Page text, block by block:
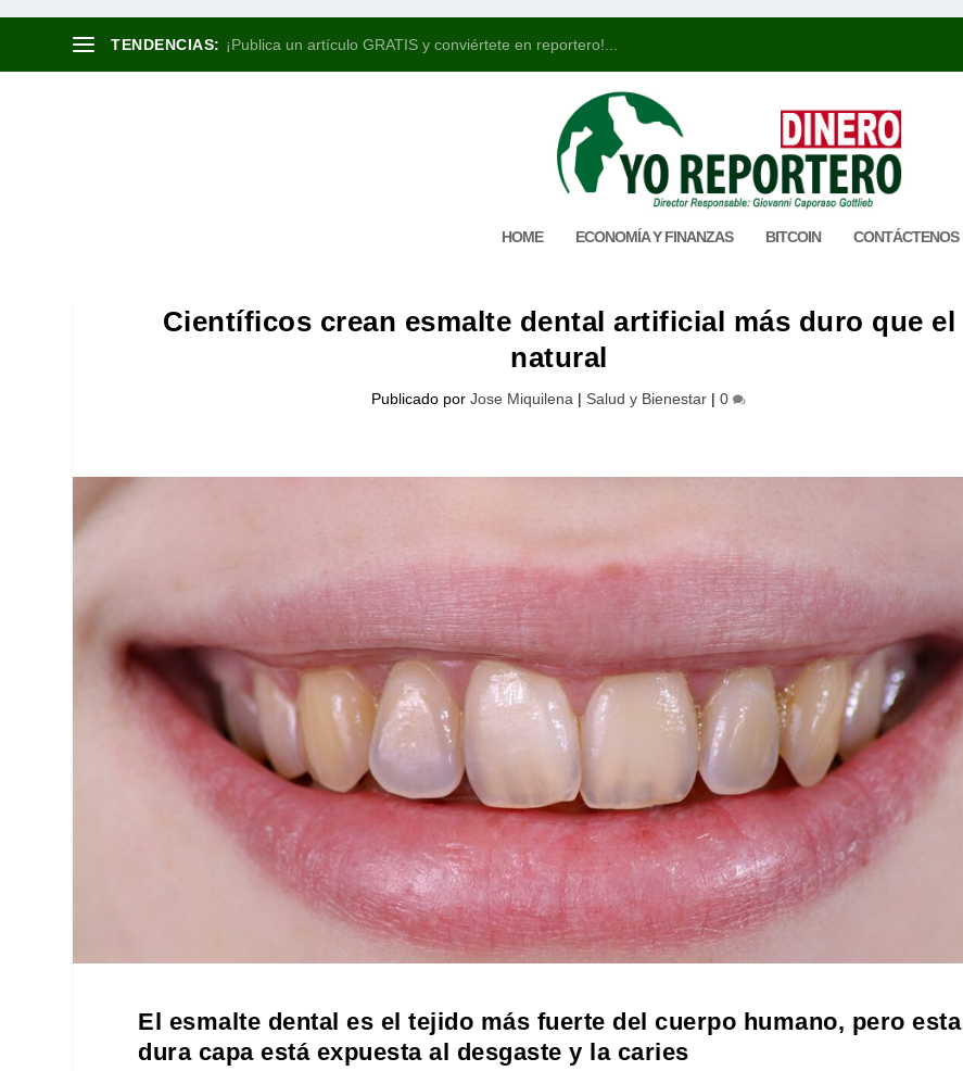
TENDENCIAS: ¡Publica un artículo GRATIS y conviértete en reportero!...
HOME ECONOMÍA Y FINANZAS BITCOIN CONTÁCTENOS
Científicos crean esmalte dental artificial más duro que el
natural
Publicado porJose Miquilena | Salud y Bienestar |0
El esmalte dental es el tejido más fuerte del cuerpo humano, pero esta
dura capa está expuesta al desgaste y la caries